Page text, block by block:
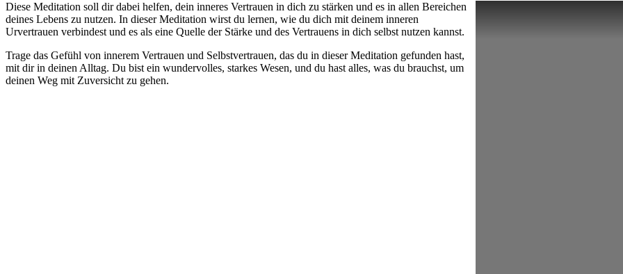
Diese Meditation soll dir dabei helfen, dein inneres Vertrauen in dich zu stärken und es in allen Bereichen
deines Lebens zu nutzen. In dieser Meditation wirst du lernen, wie du dich mit deinem inneren
Urvertrauen verbindest und es als eine Quelle der Stärke und des Vertrauens in dich selbst nutzen kannst.
Trage das Gefühl von innerem Vertrauen und Selbstvertrauen, das du in dieser Meditation gefunden hast,
mit dir in deinen Alltag. Du bist ein wundervolles, starkes Wesen, und du hast alles, was du brauchst, um
deinen Weg mit Zuversicht zu gehen.